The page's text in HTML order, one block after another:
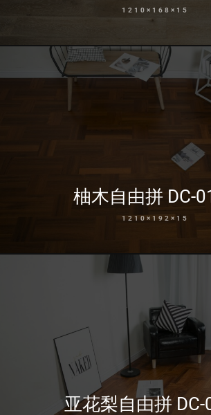
1210×168×15
柚木自由拼 DC-
1210×192×15
亚花梨自由拼 DC-